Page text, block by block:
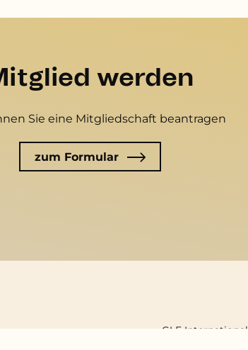
werden
Sie eine Mitgliedschaft beantragen
zum Formular
GLE International